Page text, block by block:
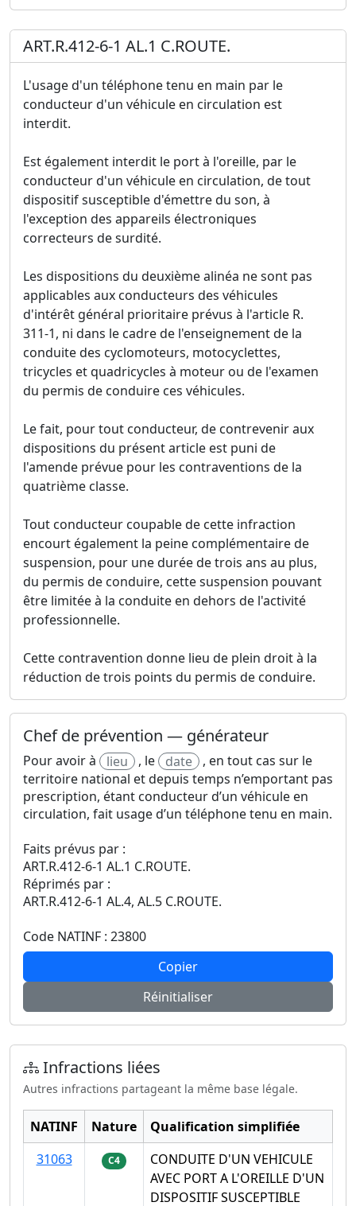
ART.R.412-6-1 AL.1 C.ROUTE.
L'usage d'un téléphone tenu en main par le
conducteur d'un véhicule en circulation est
interdit.
Est également interdit le port à l'oreille, par le
conducteur d'un véhicule en circulation, de tout
dispositif susceptible d'émettre du son, à
l'exception des appareils électroniques
correcteurs de surdité.
Les dispositions du deuxième alinéa ne sont pas
applicables aux conducteurs des véhicules
d'intérêt général prioritaire prévus à l'article R.
311-1, ni dans le cadre de l'enseignement de la
conduite des cyclomoteurs, motocyclettes,
tricycles et quadricycles à moteur ou de l'examen
du permis de conduire ces véhicules.
Le fait, pour tout conducteur, de contrevenir aux
dispositions du présent article est puni de
l'amende prévue pour les contraventions de la
quatrième classe.
Tout conducteur coupable de cette infraction
encourt également la peine complémentaire de
suspension, pour une durée de trois ans au plus,
du permis de conduire, cette suspension pouvant
être limitée à la conduite en dehors de l'activité
professionnelle.
Cette contravention donne lieu de plein droit à la
réduction de trois points du permis de conduire.
Chef de prévention — générateur
Pour avoir à lieu , le date
, en tout cas sur le
territoire national et depuis temps n’emportant pas
prescription, étant conducteur d’un véhicule en
circulation, fait usage d’un téléphone tenu en main.
Faits prévus par :
ART.R.412-6-1 AL.1 C.ROUTE.
Réprimés par :
ART.R.412-6-1 AL.4, AL.5 C.ROUTE.
Code NATINF : 23800
Copier
Réinitialiser
Infractions liées
Autres infractions partageant la même base légale.
NATINF Nature
Qualification simplifiée
31063
C4
CONDUITE D'UN VEHICULE
AVEC PORT A L'OREILLE D'UN
DISPOSITIF SUSCEPTIBLE